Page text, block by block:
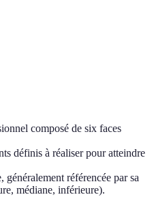
composé de six faces
définis à réaliser pour atteindre
référencée par sa
médiane, inférieure).